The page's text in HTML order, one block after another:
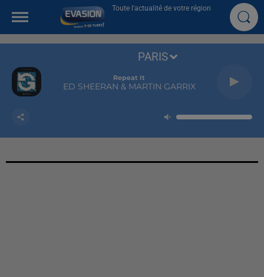
Toute l'actualité de votre région
Repeat It
ED SHEERAN & MARTIN GARRIX
PARIS